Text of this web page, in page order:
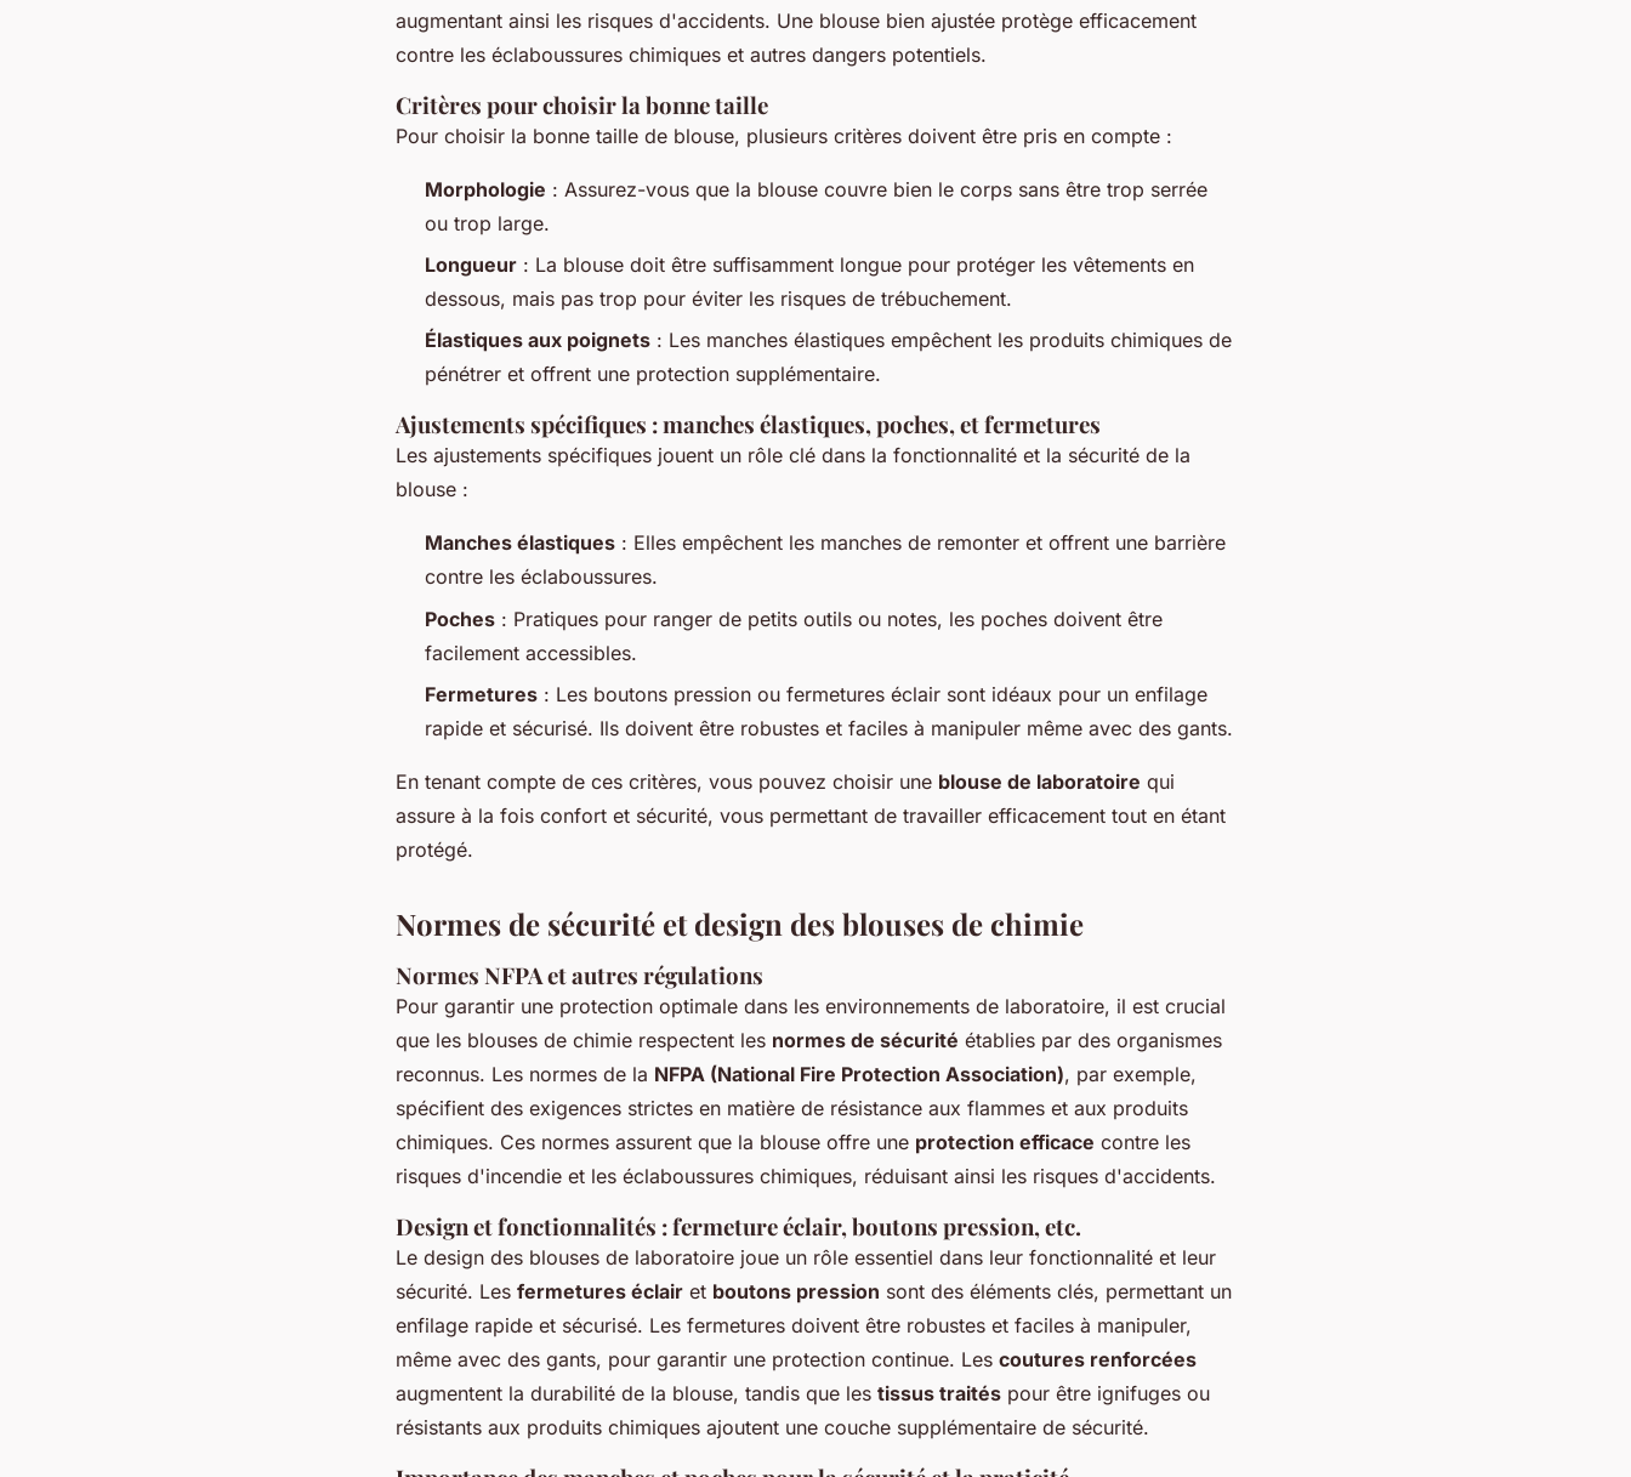
augmentant ainsi les risques d'accidents. Une blouse bien ajustée protège efficacement
contre les éclaboussures chimiques et autres dangers potentiels.
Critères pour choisir la bonne taille
Pour choisir la bonne taille de blouse, plusieurs critères doivent être pris en compte :
Morphologie : Assurez-vous que la blouse couvre bien le corps sans être trop serrée
ou trop large.
Longueur : La blouse doit être suffisamment longue pour protéger les vêtements en
dessous, mais pas trop pour éviter les risques de trébuchement.
Élastiques aux poignets : Les manches élastiques empêchent les produits chimiques de
pénétrer et offrent une protection supplémentaire.
Ajustements spécifiques : manches élastiques, poches, et fermetures
Les ajustements spécifiques jouent un rôle clé dans la fonctionnalité et la sécurité de la
blouse :
Manches élastiques : Elles empêchent les manches de remonter et offrent une barrière
contre les éclaboussures.
Poches : Pratiques pour ranger de petits outils ou notes, les poches doivent être
facilement accessibles.
Fermetures : Les boutons pression ou fermetures éclair sont idéaux pour un enfilage
rapide et sécurisé. Ils doivent être robustes et faciles à manipuler même avec des gants.
En tenant compte de ces critères, vous pouvez choisir une blouse de laboratoire qui
assure à la fois confort et sécurité, vous permettant de travailler efficacement tout en étant
protégé.
Normes de sécurité et design des blouses de chimie
Normes NFPA et autres régulations
Pour garantir une protection optimale dans les environnements de laboratoire, il est crucial
que les blouses de chimie respectent les normes de sécurité établies par des organismes
reconnus. Les normes de la NFPA (National Fire Protection Association), par exemple,
spécifient des exigences strictes en matière de résistance aux flammes et aux produits
chimiques. Ces normes assurent que la blouse offre une protection efficace contre les
risques d'incendie et les éclaboussures chimiques, réduisant ainsi les risques d'accidents.
Design et fonctionnalités : fermeture éclair, boutons pression, etc.
Le design des blouses de laboratoire joue un rôle essentiel dans leur fonctionnalité et leur
sécurité. Les fermetures éclair et boutons pression sont des éléments clés, permettant un
enfilage rapide et sécurisé. Les fermetures doivent être robustes et faciles à manipuler,
même avec des gants, pour garantir une protection continue. Les coutures renforcées
augmentent la durabilité de la blouse, tandis que les tissus traités pour être ignifuges ou
résistants aux produits chimiques ajoutent une couche supplémentaire de sécurité.